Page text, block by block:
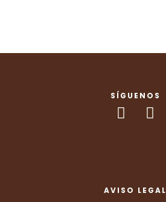
SÍGUENOS
AVISO LEGAL